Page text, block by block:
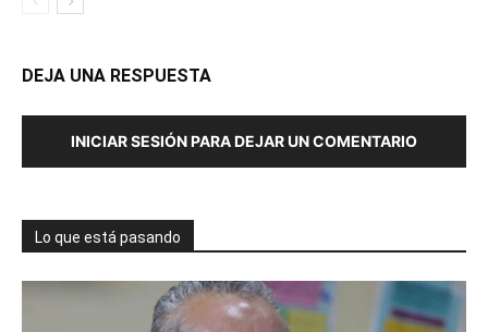
DEJA UNA RESPUESTA
INICIAR SESIÓN PARA DEJAR UN COMENTARIO
Lo que está pasando